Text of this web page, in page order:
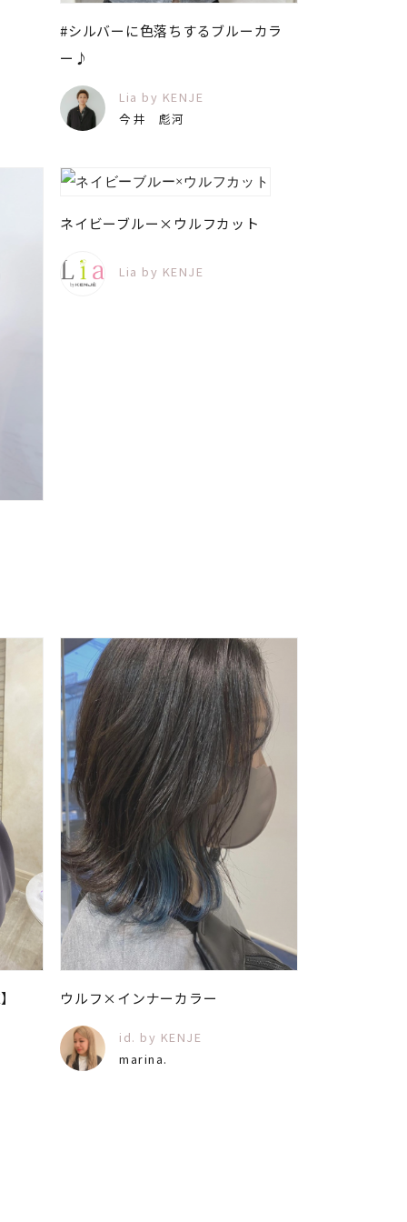
#シルバーに色落ちするブルーカラ
ー♪
Lia by KENJE
今井 彪河
ネイビーブルー×ウルフカット
Lia by KENJE
ウルフ×インナーカラー
id. by KENJE
marina.